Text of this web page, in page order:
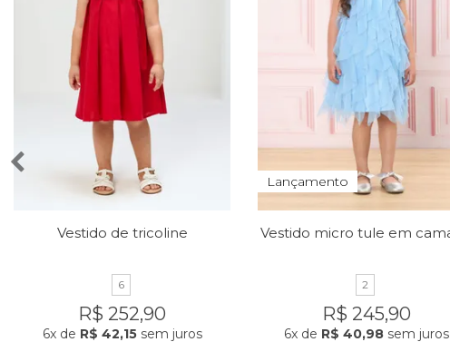
Vestido de tricoline
6
R$ 252,90
6xde R$ 42,15sem juros
Lançamento
2
R$ 245,90
6xde R$ 40,98sem juros